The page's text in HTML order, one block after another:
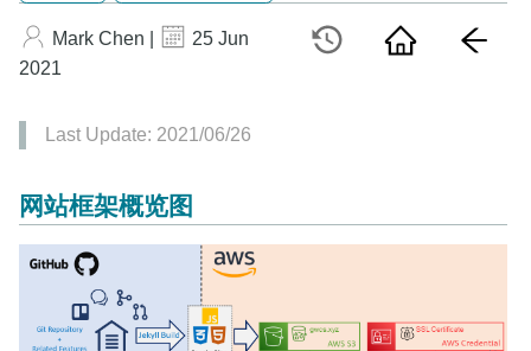
Mark Chen |
25 Jun
2021
Last Update: 2021/06/26
网站框架概览图